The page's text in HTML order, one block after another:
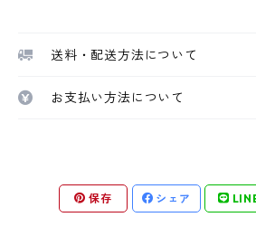
送料・配送方法について
お支払い方法について
保存 シェア